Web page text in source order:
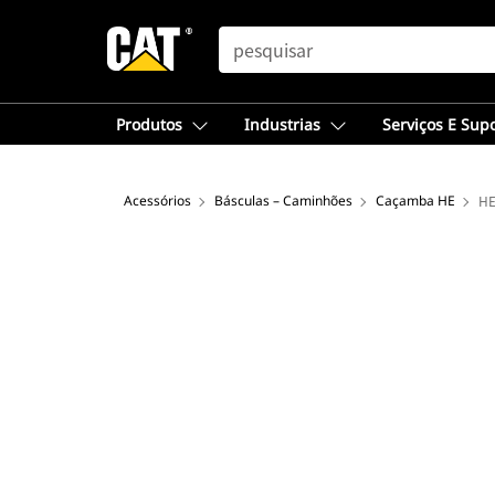
SEARCH
Produtos Industrias Serviços E
Acessórios Básculas – Caminhões Caçamba HE